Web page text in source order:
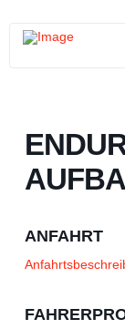
ANFAHRT